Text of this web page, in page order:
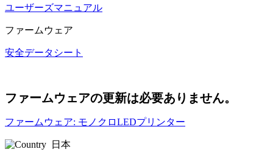
ユーザーズマニュアル
ファームウェア
安全データシート
ファームウェアの更新は必要ありません。
ファームウェア: モノクロLEDプリンター
日本